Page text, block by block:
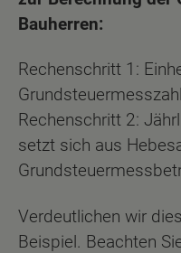
Bauherren:
Rechenschritt 1:
Rechenschritt 2:
setzt sich aus
Verdeutlichen wir
Beispiel. Beachten